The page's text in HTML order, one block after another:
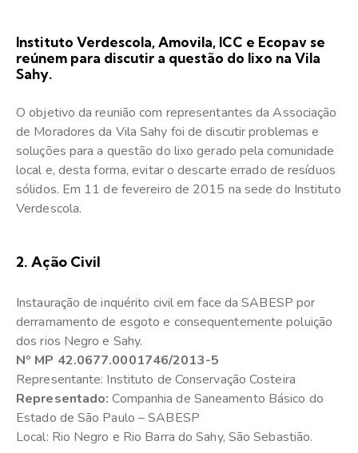
Instituto Verdescola, Amovila, ICC e Ecopav se
reúnem para discutir a questão do lixo na Vila
Sahy.
O objetivo da reunião com representantes da Associação
de Moradores da Vila Sahy foi de discutir problemas e
soluções para a questão do lixo gerado pela comunidade
local e, desta forma, evitar o descarte errado de resíduos
sólidos. Em 11 de fevereiro de 2015 na sede do Instituto
Verdescola.
2. Ação Civil
Instauração de inquérito civil em face da SABESP por
derramamento de esgoto e consequentemente poluição
dos rios Negro e Sahy.
Nº MP 42.0677.0001746/2013-5
Representante: Instituto de Conservação Costeira
Representado: Companhia de Saneamento Básico do
Estado de São Paulo – SABESP
Local: Rio Negro e Rio Barra do Sahy, São Sebastião.